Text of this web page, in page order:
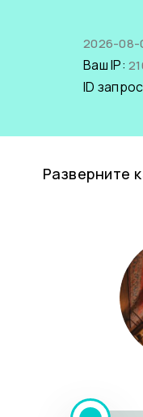
2026-08-
Ваш IP:
ID
Разверните